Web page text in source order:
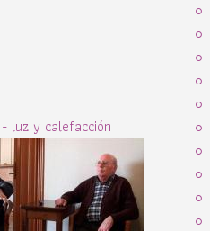
luz y calefacción